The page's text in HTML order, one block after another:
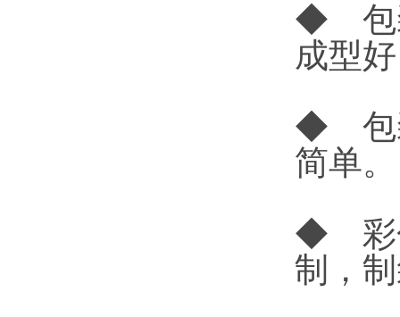
◆ 包
成型
◆ 包
简单。
◆ 彩
制，